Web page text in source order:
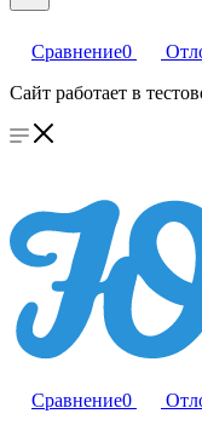
Сравнение0
Сайт работает в
Сравнение0